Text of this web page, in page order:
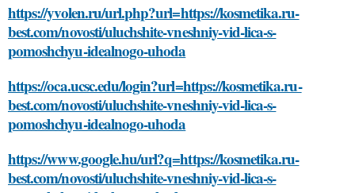
https://yvolen.ru/url.php?url=https://kosmetika.ru-
best.com/novosti/uluchshite-vneshniy-vid-lica-s-
pomoshchyu-idealnogo-uhoda
https://oca.ucsc.edu/login?url=https://kosmetika.ru-
best.com/novosti/uluchshite-vneshniy-vid-lica-s-
pomoshchyu-idealnogo-uhoda
https://www.google.hu/url?q=https://kosmetika.ru-
best.com/novosti/uluchshite-vneshniy-vid-lica-s-